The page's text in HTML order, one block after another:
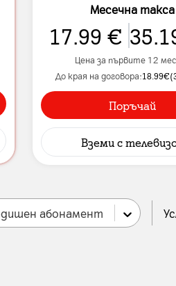
Месечна такса
17.99 €
Цена за първите 12
До края на договора:18.99€(
Поръчай
Вземис
абонамент